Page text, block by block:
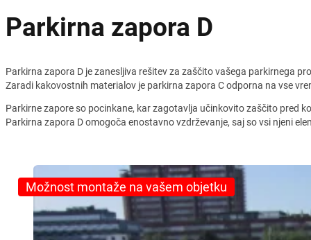
Parkirna zapora D
Parkirna zapora D je zanesljiva rešitev za zaščito vašega parkirnega
Zaradi kakovostnih materialov je parkirna zapora C odporna na vse
Parkirne zapore so pocinkane, kar zagotavlja učinkovito zaščito pred
Parkirna zapora D omogoča enostavno vzdrževanje, saj so vsi njeni
Možnost montaže na vašem objetku